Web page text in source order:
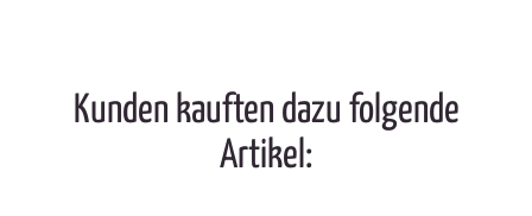
Kunden kauften dazu folgende
Artikel: